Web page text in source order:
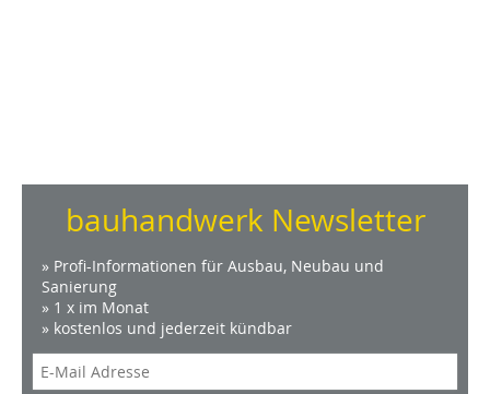
bauhandwerk Newsletter
» Profi-Informationen für Ausbau, Neubau und
Sanierung
» 1 x im Monat
» kostenlos und jederzeit kündbar